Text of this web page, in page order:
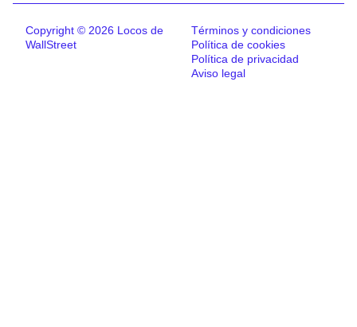
Copyright © 2026 Locos de
WallStreet
Términos y condiciones
Política de cookies
Política de privacidad
Aviso legal